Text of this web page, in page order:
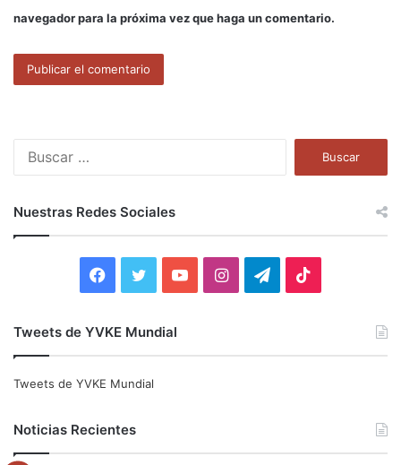
navegador para la próxima vez que haga un comentario.
:
Nuestras Redes Sociales
e
o
t
e
b
I
g
r
k
Tweets de YVKE Mundial
Tweets de YVKE Mundial
Noticias Recientes